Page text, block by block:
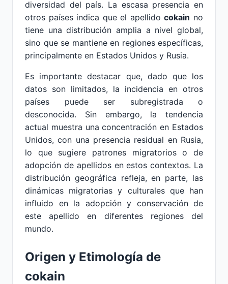
diversidad del país. La escasa presencia en
otros países indica que el apellidocokain no
tiene una distribución amplia a nivel global,
sino que se mantiene en regiones específicas,
principalmente en Estados Unidos y Rusia.
Es importante destacar que, dado que los
datos son limitados, la incidencia en otros
países puede ser subregistrada o
desconocida. Sin embargo, la tendencia
actual muestra una concentración en Estados
Unidos, con una presencia residual en Rusia,
lo que sugiere patrones migratorios o de
adopción de apellidos en estos contextos. La
distribución geográfica refleja, en parte, las
dinámicas migratorias y culturales que han
influido en la adopción y conservación de
este apellido en diferentes regiones del
mundo.
Origen y Etimología de
cokain